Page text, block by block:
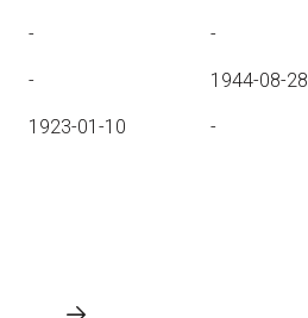
- -
- 1944-08-28
1923-01-10 -